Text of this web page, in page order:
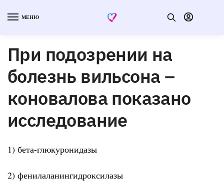
МЕНЮ
При подозрении на
болезнь вильсона –
коновалова показано
исследование
1) бета-глюкуронидазы
2) фенилаланингидроксилазы